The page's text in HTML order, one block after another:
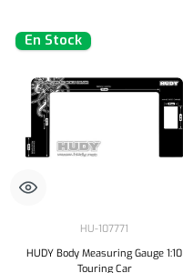
En Stock
HU-107771
HUDY Body Measuring Gauge 1:10
Touring Car